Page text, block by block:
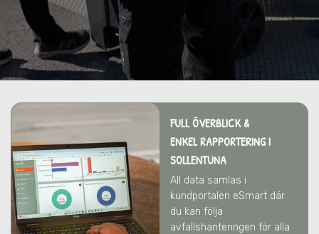
FULL ÖVERBLICK &
ENKEL RAPPORTERING I
SOLLENTUNA
All data samlas i
kundportalen eSmart där
du kan följa
avfallshanteringen för alla